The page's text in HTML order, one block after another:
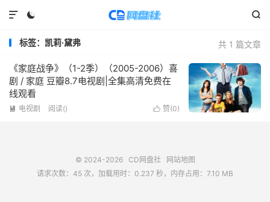
 

共 1 篇文章
标签：凯莉·黛弗
《家庭战争》（1-2季）（2005-2006）喜
剧 / 家庭 豆瓣8.7电视剧|全集高清免费在
线观看
 赞(0)
 电视剧 阅读()
© 2024-2026 CD网盘社
网站地图
请求次数：45 次，加载用时：0.237 秒，内存占用：7.10 MB